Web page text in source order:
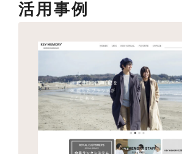
バナー作成
るための画像を制作します。
ロゴ作成
お見積り
会社名やサービス、商品に使用するロ
お見積り
他カートサービスからの引っ越しを代行
独自ドメイン設定
16,500円～
ご希望のドメインに設定します。
送料一覧表テーブル作成
バナー作成・設置
プロのカメラマンが、商品・モデル・
います。動画撮影にも対応可能です。
す。
インフルエンサーギフティング
88,000円～
ショップの商品をインフルエンサーが
手配を行い、幅広いインプレッション
活用事例